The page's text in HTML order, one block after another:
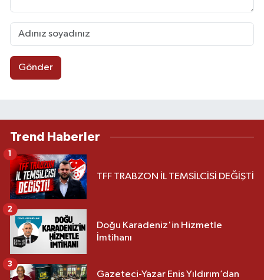
Gönder
Trend Haberler
TFF TRABZON İL TEMSİLCİSİ DEĞİŞTİ
1
Doğu Karadeniz'in Hizmetle
İmtihanı
2
Gazeteci-Yazar Enis Yıldırım’dan
3